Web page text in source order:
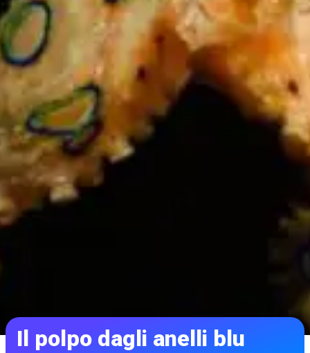
Il polpo dagli anelli blu